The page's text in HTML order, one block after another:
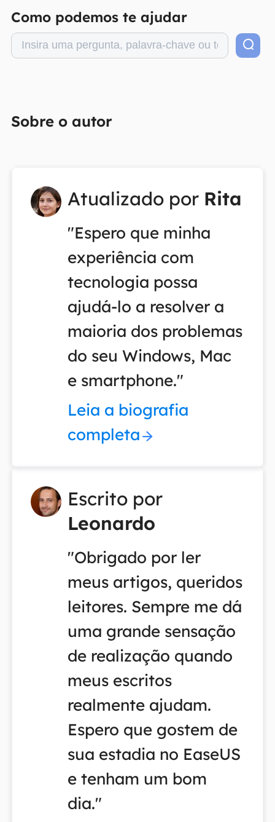
Como podemos te ajudar
Sobre o autor
Atualizado por Rita
"Espero que minha
experiência com
tecnologia possa
ajudá-lo a resolver a
maioria dos problemas
do seu Windows, Mac
e smartphone."
Leia a biografia
completa
Escrito por
Leonardo
"Obrigado por ler
meus artigos, queridos
leitores. Sempre me dá
uma grande sensação
de realização quando
meus escritos
realmente ajudam.
Espero que gostem de
sua estadia no EaseUS
e tenham um bom
dia."